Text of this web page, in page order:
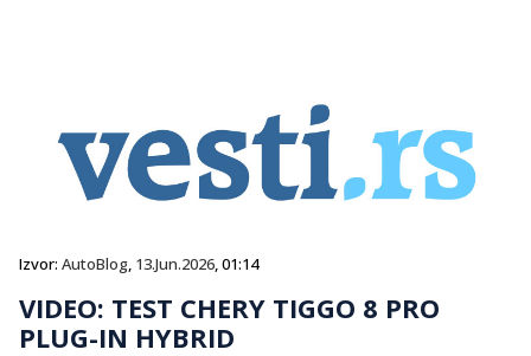
Izvor: AutoBlog, 13.Jun.2026, 01:14
VIDEO: TEST CHERY TIGGO 8 PRO
PLUG-IN HYBRID